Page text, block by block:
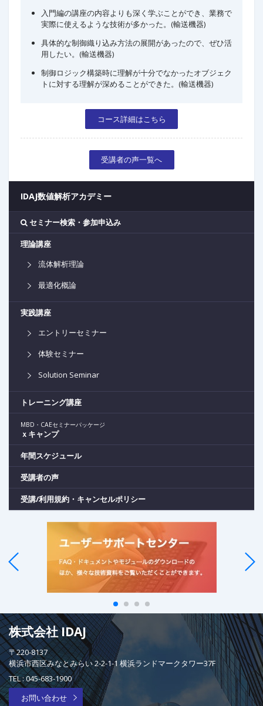
入門編の講座の内容よりも深く学ぶことができ、業務で
実際に使えるような技術が多かった。(輸送機器)
具体的な制御織り込み方法の展開があったので、ぜひ活
用したい。(輸送機器)
制御ロジック構築時に理解が十分でなかったオブジェク
トに対する理解が深めることができた。(輸送機器)
コース詳細はこちら
受講者の声一覧へ
IDAJ数値解析アカデミー
セミナー検索・参加申込み
理論講座
流体解析理論
最適化概論
実践講座
エントリーセミナー
体験セミナー
Solution Seminar
トレーニング講座
MBD・CAEセミナーパッケージ
ｘキャンプ
年間スケジュール
受講者の声
受講/利用規約・キャンセルポリシー
株式会社 IDAJ
〒220-8137
横浜市西区みなとみらい 2-2-1-1 横浜ランドマークタワー37F
TEL :045-683-1900
お問い合わせ